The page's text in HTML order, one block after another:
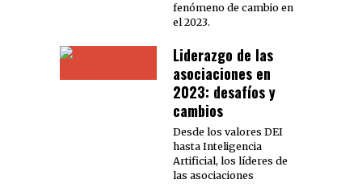
fenómeno de cambio en
el 2023.
Liderazgo de las
asociaciones en
2023: desafíos y
cambios
Desde los valores DEI
hasta Inteligencia
Artificial, los líderes de
las asociaciones